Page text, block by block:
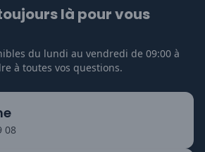
là pour vous
du lundi au vendredi de 09:00 à
à toutes vos questions.
08